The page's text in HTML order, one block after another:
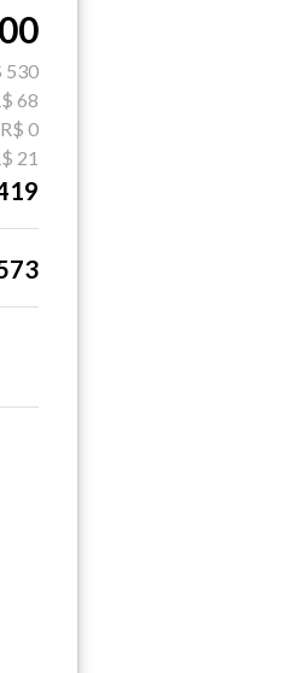
530
68
R$ 0
21